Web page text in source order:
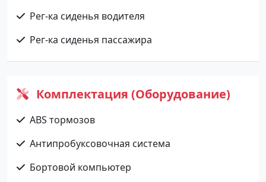
Рег-ка сиденья водителя
Рег-ка сиденья пассажира
Комплектация (Оборудование)
ABS тормозов
Антипробуксовочная система
Бортовой компьютер